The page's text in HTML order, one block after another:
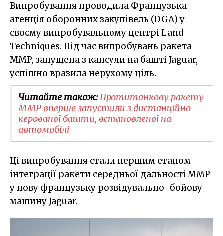
Випробування проводила Французька
агенція оборонних закупівель (DGA) у
своєму випробувальному центрі Land
Techniques. Під час випробувань ракета
MMP, запущена з капсули на башті Jaguar,
успішно вразила нерухому ціль.
Читайте також:Протитанкову ракету
ММР вперше запустили з дистанційно
керованої башти, встановленої на
автомобілі
Ці випробування стали першим етапом
інтеграції ракети середньої дальності MMP
у нову французьку розвідувально-бойову
машину Jaguar.